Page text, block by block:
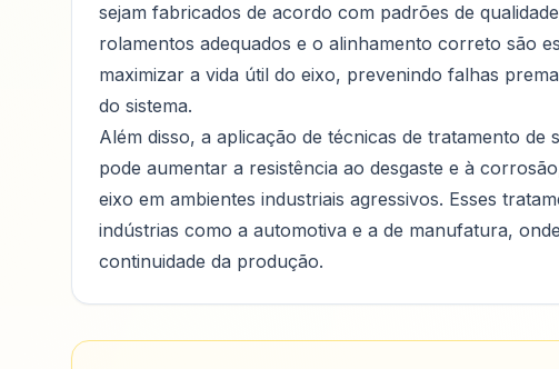
sejam fabricados de acordo com padrões de
rolamentos adequados e o alinhamento correto são
maximizar a vida útil do eixo, prevenindo falhas
do sistema.
Além disso, a aplicação de técnicas de tratamento
pode aumentar a resistência ao desgaste e à
eixo em ambientes industriais agressivos. Esses
indústrias como a automotiva e a de manufatura,
continuidade da produção.